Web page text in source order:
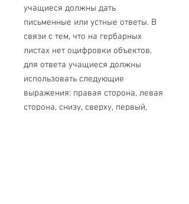
учащиеся должны дать
письменные или устные ответы. В
связи с тем, что на гербарных
листах нет оцифровки объектов,
для ответа учащиеся должны
использовать следующие
выражения: правая сторона, левая
сторона, снизу, сверху, первый,